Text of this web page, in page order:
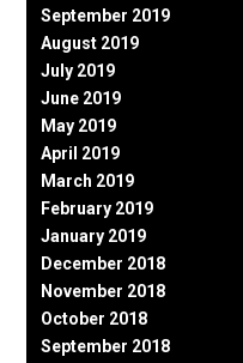
September 2019
August 2019
July 2019
June 2019
May 2019
April 2019
March 2019
February 2019
January 2019
December 2018
November 2018
October 2018
September 2018